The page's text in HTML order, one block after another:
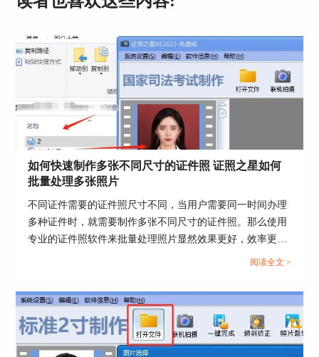
图3 一键完成证件照
分步处理
大家可以使用“倾斜矫正”功能将人像头部矫正规
范，小编在此使用自动矫正功能进行矫正。
如何快速制作多张不同尺寸的证件照 证照之星如何
批量处理多张照片
不同证件需要的证件照尺寸不同，当用户需要同一时间办理
多种证件时，就需要制作多张不同尺寸的证件照。那么使用
专业的证件照软件来批量处理照片显然效果更好，效率更
高，这篇文章就告诉大家如何快速制作多张不同尺寸的证件
阅读全文 >